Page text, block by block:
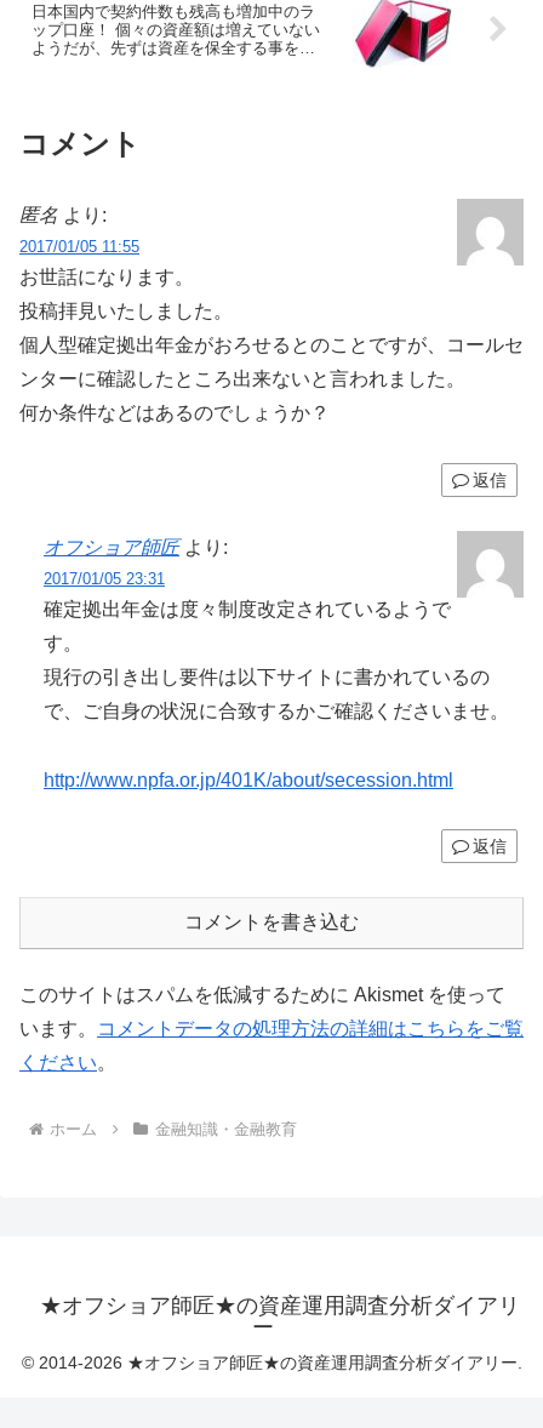
日本国内で契約件数も残高も増加中のラ
ップ口座！ 個々の資産額は増えていない
ようだが、先ずは資産を保全する事を考
コメント
匿名 より:
2017/01/05 11:55
お世話になります。
投稿拝見いたしました。
個人型確定拠出年金がおろせるとのことですが、コールセ
ンターに確認したところ出来ないと言われました。
何か条件などはあるのでしょうか？
返信
オフショア師匠 より:
2017/01/05 23:31
確定拠出年金は度々制度改定されているようで
す。
現行の引き出し要件は以下サイトに書かれているの
で、ご自身の状況に合致するかご確認くださいませ。
http://www.npfa.or.jp/401K/about/secession.html
返信
コメントを書き込む
このサイトはスパムを低減するために Akismet を使って
います。
コメントデータの処理方法の詳細はこちらをご覧
ください。
ホーム 金融知識・金融教育
★オフショア師匠★の資産運用調査分析ダイアリ
ー
© 2014-2026 ★オフショア師匠★の資産運用調査分析ダイアリー.